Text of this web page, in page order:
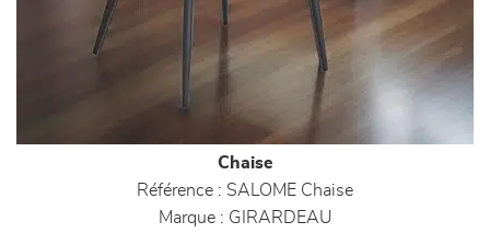
Chaise
Référence : SALOME Chaise
Marque : GIRARDEAU